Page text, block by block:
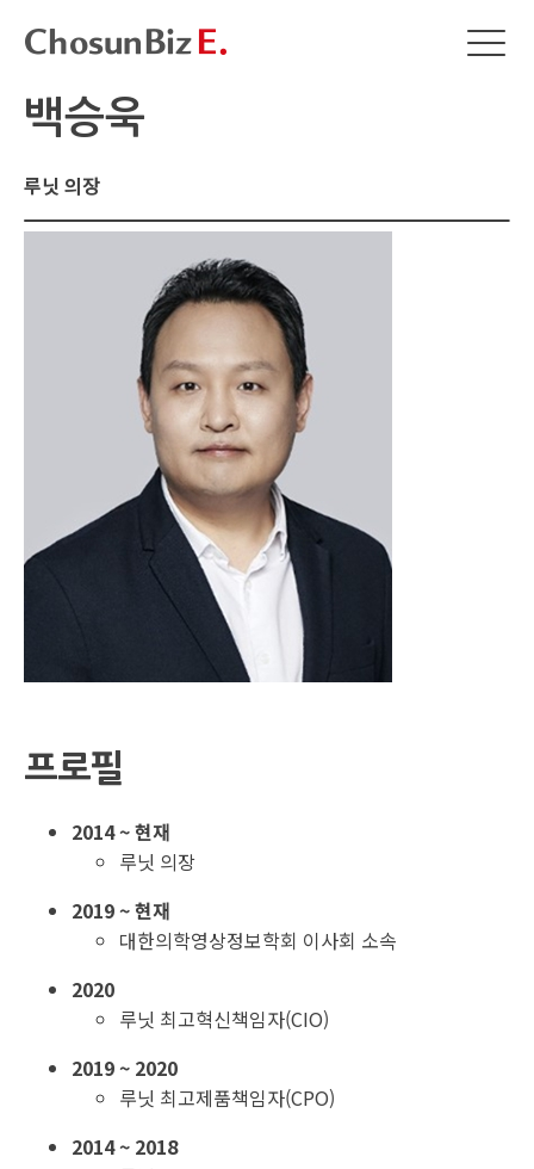
백승욱
루닛 의장
프로필
2014 ~ 현재
루닛 의장
2019 ~ 현재
대한의학영상정보학회 이사회 소속
2020
루닛 최고혁신책임자(CIO)
2019 ~ 2020
루닛 최고제품책임자(CPO)
2014 ~ 2018